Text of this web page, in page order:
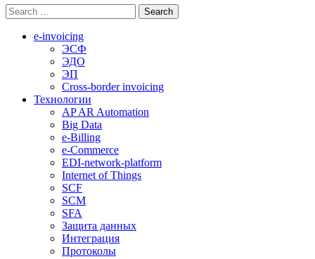
e-invoicing
ЭСФ
ЭДО
ЭП
Cross-border invoicing
Технологии
AP AR Automation
Big Data
e-Billing
e-Commerce
EDI-network-platform
Internet of Things
SCF
SCM
SFA
Защита данных
Интеграция
Протоколы